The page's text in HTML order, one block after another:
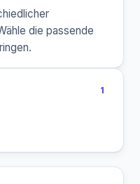
die passende
1